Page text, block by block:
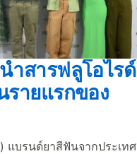
ำสารฟลูโอไรด์
ายแรกของ
แบรนด์ยาสีฟันจากประเทศ